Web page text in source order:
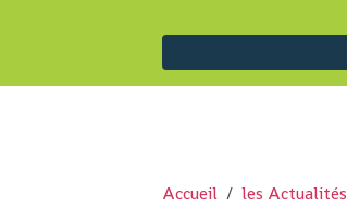
Accueil les Actualités